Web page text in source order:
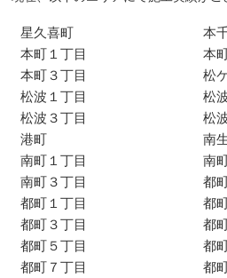
星久喜町
本
本町１丁目
本
本町３丁目
松
松波１丁目
松
松波３丁目
松
港町
南
南町１丁目
南
南町３丁目
都
都町１丁目
都
都町３丁目
都
都町５丁目
都
都町７丁目
都